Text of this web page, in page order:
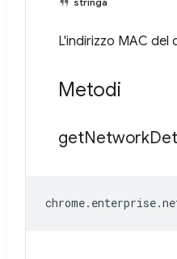
L'indirizzo MAC del
Metodi
getNetwork
chrome. enterprise.